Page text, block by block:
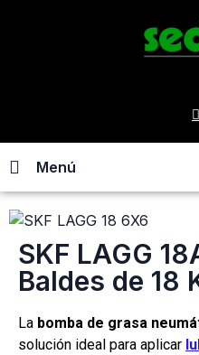
Menú
SKF LAGG
Baldes de 18
La bomba de grasa
solución ideal para aplicar